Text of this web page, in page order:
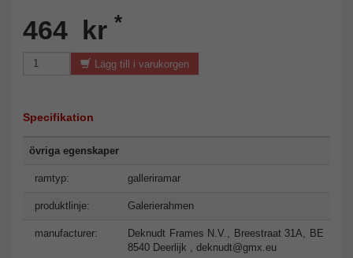
464 kr *
Lägg till i varukorgen
Specifikation
övriga egenskaper
ramtyp: galleriramar
produktlinje: Galerierahmen
manufacturer:
Deknudt Frames N.V., Breestraat 31A, BE
8540 Deerlijk , deknudt@gmx.eu